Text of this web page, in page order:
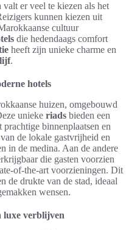
er veel te kiezen als het
kunnen kiezen uit
cultuur
die hedendaags comfort
heeft zijn unieke charme en
.
hotels
huizen, omgebouwd
unieke riads bieden een
binnenplaatsen en
de lokale gastvrijheid en
in de medina. Aan de andere
die gasten voorzien
of-the-art voorzieningen. Dit
de drukte van de stad, ideaal
wensen.
luxe verblijven